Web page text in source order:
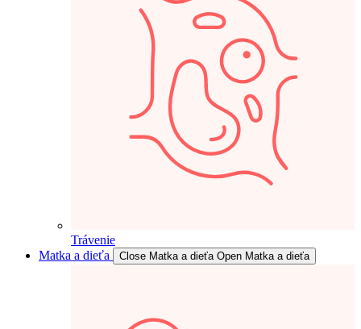
Trávenie
Matka a dieťa
Close Matka a dieťa Open Matka a dieťa